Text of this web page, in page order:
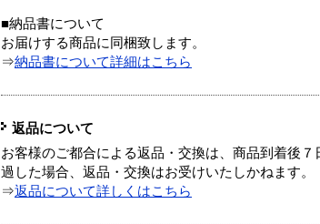
■納品書について
お届けする商品に同梱致します。
⇒納品書について詳細はこちら
返品について
お客様のご都合による返品・交換は、商品到着後
過した場合、返品・交換はお受けいたしかねます。
⇒返品について詳しくはこちら